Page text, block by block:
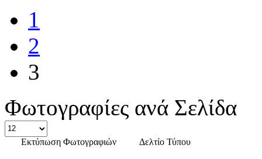
1
2
3
Φωτογραφίες ανά Σελίδα
Εκτύπωση Φωτογραφιών Δελτίο Τύπου